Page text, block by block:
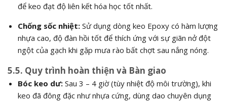
để keo đạt độ liên kết hóa học tốt nhất.
Chống sốc nhiệt:Sử dụng dòng keo Epoxy có hàm lượng
nhựa cao, độ đàn hồi tốt để thích ứng với sự giãn nở đột
ngột của gạch khi gặp mưa rào bất chợt sau nắng nóng.
5.5. Quy trình hoàn thiện và Bàn giao
Bóc keo dư:Sau 3 – 4 giờ (tùy nhiệt độ môi trường), khi
keo đã đông đặc như nhựa cứng, dùng dao chuyên dụng